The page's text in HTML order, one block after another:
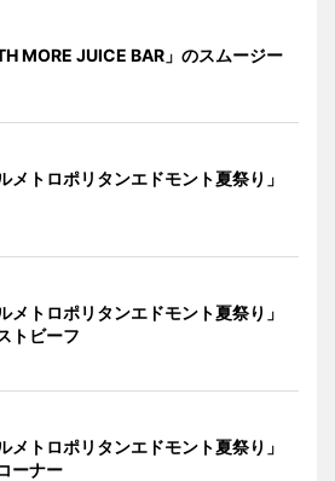
MORE JUICE BAR」のスムージー
メトロポリタンエドモント夏祭り」
メトロポリタンエドモント夏祭り」
トビーフ
メトロポリタンエドモント夏祭り」
ーナー